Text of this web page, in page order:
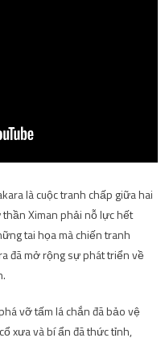
là cuộc tranh chấp giữa hai
Ximan phải nỗ lực hết
tai họa mà chiến tranh
đã mở rộng sự phát triển về
vỡ tấm lá chắn đã bảo vệ
xưa và bí ẩn đã thức tỉnh,